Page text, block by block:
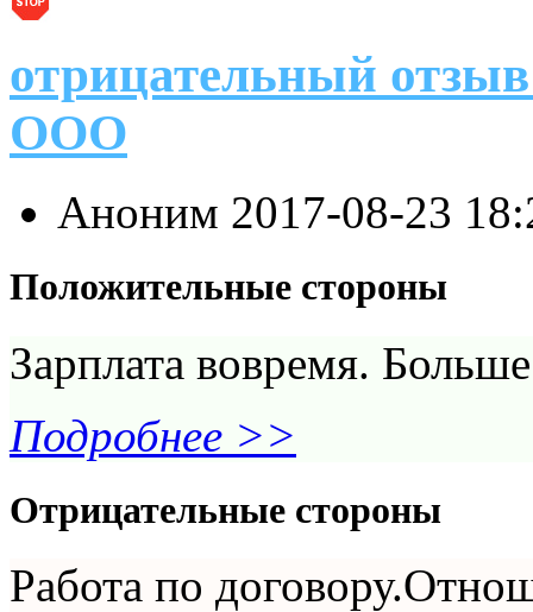
отрицательный
ООО
Аноним 2017-08-23
Положительные стороны
Зарплата вовремя.
Подробнее >>
Отрицательные стороны
Работа по